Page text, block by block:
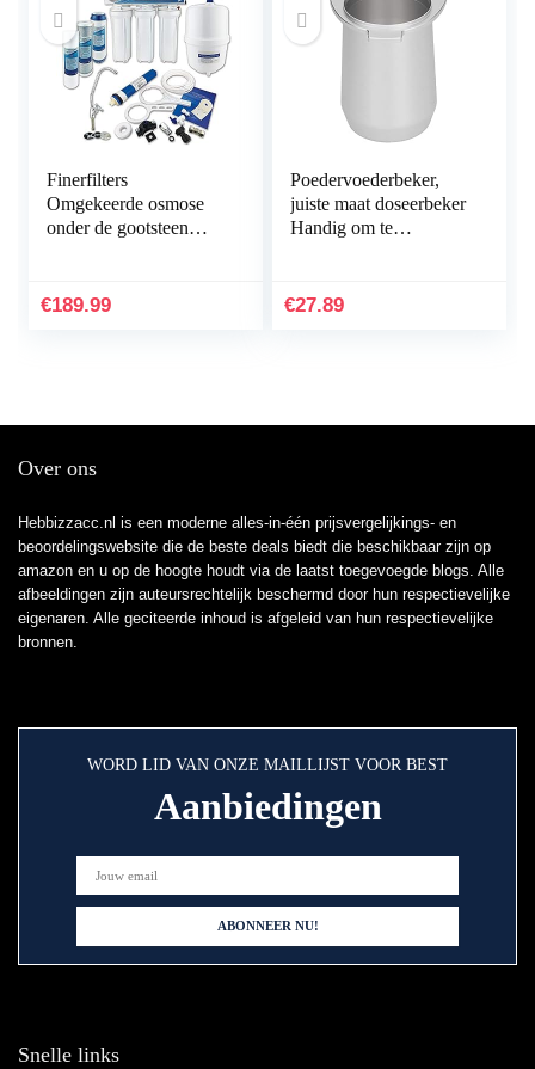
Finerfilters
Omgekeerde osmose
onder de gootsteen
huishouden, verwijdert
€189.99
Poedervoederbeker,
juiste maat doseerbeker
Handig om te
melktheewinkels
€27.89
Over ons
Hebbizzacc.nl is een moderne alles-in-één prijsvergelijkings- en
beoordelingswebsite die de beste deals biedt die beschikbaar zijn op
amazon en u op de hoogte houdt via de laatst toegevoegde blogs. Alle
afbeeldingen zijn auteursrechtelijk beschermd door hun respectievelijke
eigenaren. Alle geciteerde inhoud is afgeleid van hun respectievelijke
bronnen.
WORD LID VAN ONZE MAILLIJST VOOR BEST
Aanbiedingen
Snelle links